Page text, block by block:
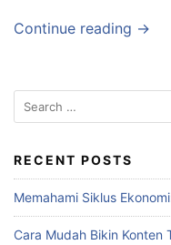
Continue reading →
Search
for:
RECENT POSTS
Memahami Siklus
Cara Mudah Bikin Konten